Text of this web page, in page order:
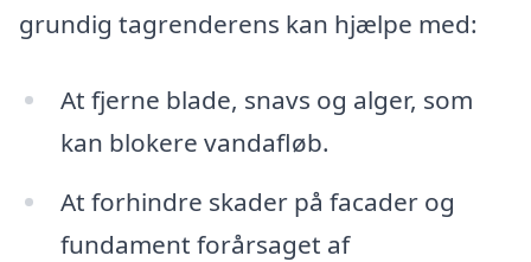
grundig tagrenderens kan hjælpe med:
At fjerne blade, snavs og alger, som
kan blokere vandafløb.
At forhindre skader på facader og
fundament forårsaget af